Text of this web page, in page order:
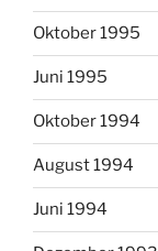
Oktober 1995
Juni 1995
Oktober 1994
August 1994
Juni 1994